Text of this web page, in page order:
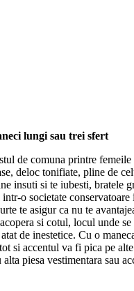
lungi sau trei sfert
de comuna printre
deloc tonifiate, pline de
insuti si te iubesti, bratele
o societate conservatoare
te asigur ca nu te
si cotul, locul unde se
de inestetice. Cu o
si accentul va fi pica pe
piesa vestimentara sau